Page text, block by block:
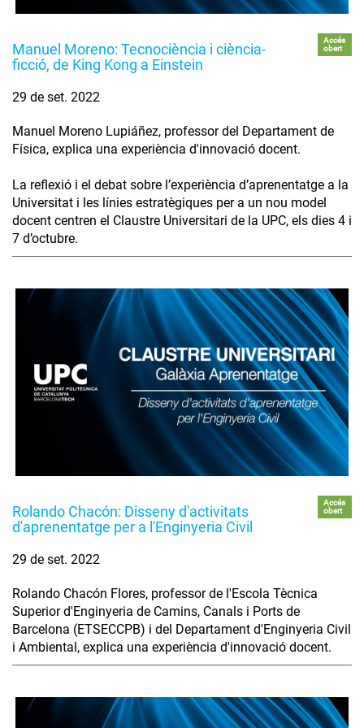
Manuel Moreno: Tecnociència i ciència-
ficció, de King Kong a Einstein
Accés
obert
29 de set. 2022
Manuel Moreno Lupiáñez, professor del Departament de
Física, explica una experiència d'innovació docent.
La reflexió i el debat sobre l’experiència d’aprenentatge a la
Universitat i les línies estratègiques per a un nou model
docent centren el Claustre Universitari de la UPC, els dies 4 i
7 d’octubre.
Rolando Chacón: Disseny d'activitats
d'aprenentatge per a l'Enginyeria Civil
Accés
obert
29 de set. 2022
Rolando Chacón Flores, professor de l'Escola Tècnica
Superior d'Enginyeria de Camins, Canals i Ports de
Barcelona (ETSECCPB) i del Departament d'Enginyeria Civil
i Ambiental, explica una experiència d'innovació docent.